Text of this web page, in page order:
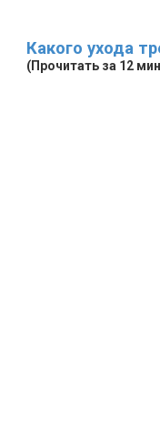
Какого ухода
(Прочитать за 12